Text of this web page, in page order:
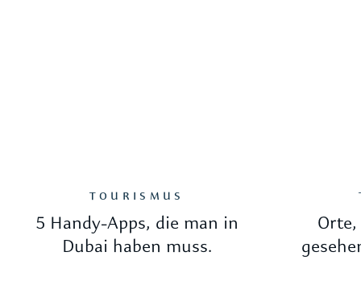
TOURISMUS
5 Handy-Apps, die man in
Dubai haben muss.